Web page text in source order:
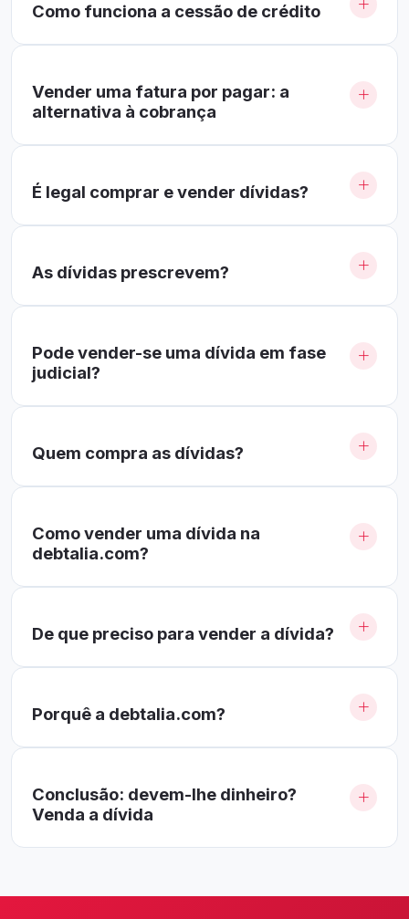
Como funciona a cessão de crédito
Vender uma fatura por pagar: a
alternativa à cobrança
É legal comprar e vender dívidas?
As dívidas prescrevem?
Pode vender-se uma dívida em fase
judicial?
Quem compra as dívidas?
Como vender uma dívida na
debtalia.com?
De que preciso para vender a dívida?
Porquê a debtalia.com?
Conclusão: devem-lhe dinheiro?
Venda a dívida